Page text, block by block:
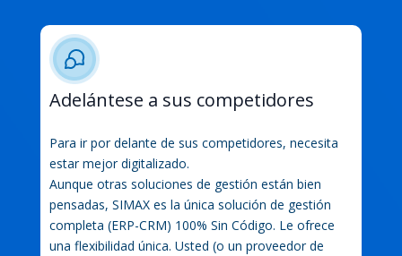
Adelántese a sus competidores
Para ir por delante de sus competidores, necesita
estar mejor digitalizado.
Aunque otras soluciones de gestión están bien
pensadas, SIMAX es la única solución de gestión
completa (ERP-CRM) 100% Sin Código. Le ofrece
una flexibilidad única. Usted (o un proveedor de